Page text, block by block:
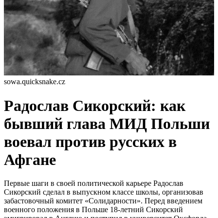
sowa.quicksnake.cz
Радослав Сикорский: как
бывший глава МИД Польши
воевал против русских в
Афгане
Первые шаги в своей политической карьере Радослав
Сикорский сделал в выпускном классе школы, организовав
забастовочный комитет «Солидарности». Перед введением
военного положения в Польше 18-летний Сикорский